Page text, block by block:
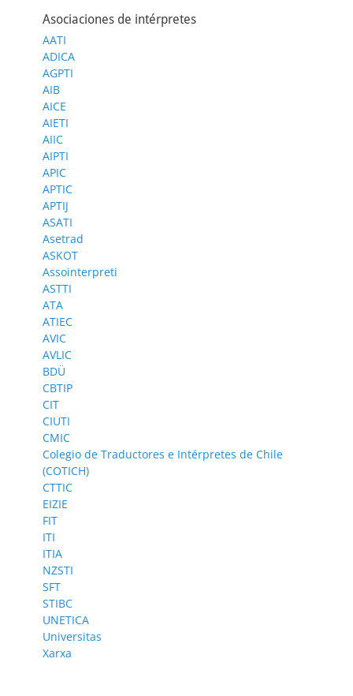
Asociaciones de intérpretes
AATI
ADICA
AGPTI
AIB
AICE
AIETI
AIIC
AIPTI
APIC
APTIC
APTIJ
ASATI
Asetrad
ASKOT
Assointerpreti
ASTTI
ATA
ATIEC
AVIC
AVLIC
BDÜ
CBTIP
CIT
CIUTI
CMIC
Colegio de Traductores e Intérpretes de Chile
(COTICH)
CTTIC
EIZIE
FIT
ITI
ITIA
NZSTI
SFT
STIBC
UNETICA
Universitas
Xarxa